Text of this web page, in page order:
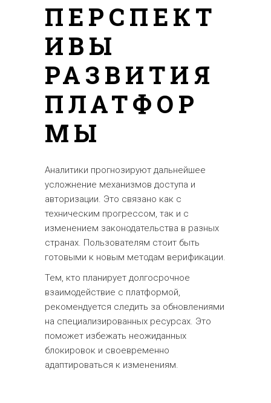
ПЕРСПЕКТ
ИВЫ
РАЗВИТИЯ
ПЛАТФОР
МЫ
Аналитики прогнозируют дальнейшее
усложнение механизмов доступа и
авторизации. Это связано как с
техническим прогрессом, так и с
изменением законодательства в разных
странах. Пользователям стоит быть
готовыми к новым методам верификации.
Тем, кто планирует долгосрочное
взаимодействие с платформой,
рекомендуется следить за обновлениями
на специализированных ресурсах. Это
поможет избежать неожиданных
блокировок и своевременно
адаптироваться к изменениям.